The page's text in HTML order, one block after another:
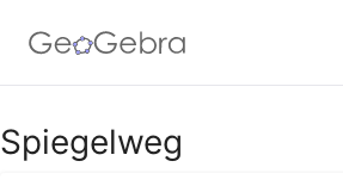
Google Classroom
Spiegelweg